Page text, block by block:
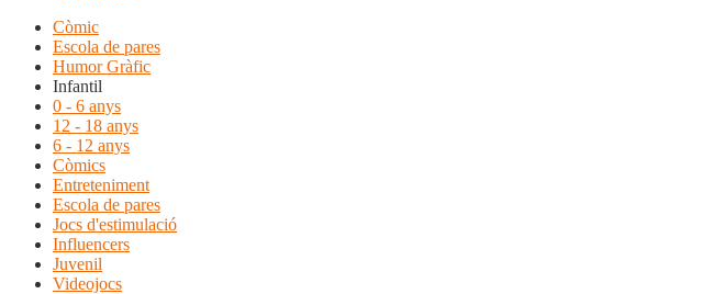
Còmic
Escola de pares
Humor Gràfic
Infantil
0 - 6 anys
12 - 18 anys
6 - 12 anys
Còmics
Entreteniment
Escola de pares
Jocs d'estimulació
Influencers
Juvenil
Videojocs